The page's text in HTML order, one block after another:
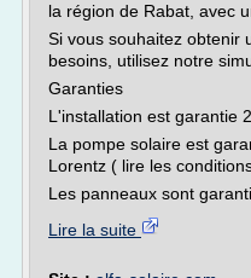
la région de Rabat, avec
Si vous souhaitez obtenir
besoins, utilisez notre
Garanties
L'installation est garantie
La pompe solaire est
Lorentz ( lire les
Les panneaux sont
Lire la suite